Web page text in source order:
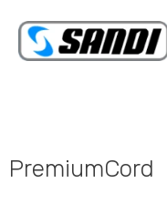
obsah
PremiumCord